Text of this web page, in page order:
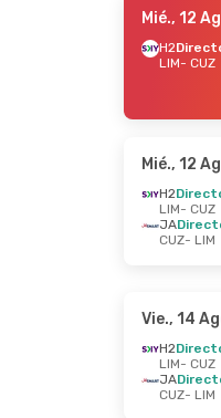
Mié., 12
H2
LIM- CUZ
Mié., 12
H2
LIM- CUZ
JA
CUZ- LIM
Vie., 14
H2
LIM- CUZ
JA
CUZ- LIM